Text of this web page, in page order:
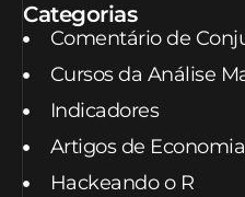
Categorias
Comentário de
Cursos da Análise
Indicadores
Artigos de Economia
Hackeando o R